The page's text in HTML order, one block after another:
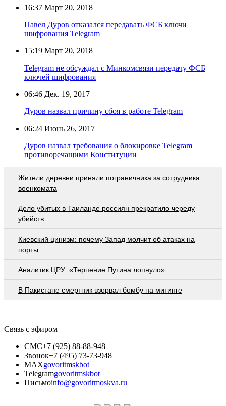
16:37 Март 20, 2018
Павел Дуров отказался передавать ФСБ ключи
шифрования Telegram
15:19 Март 20, 2018
Telegram не обсуждал с Минкомсвязи передачу ФСБ
ключей шифрования
06:46 Дек. 19, 2017
Дуров назвал причину сбоя в работе Telegram
06:24 Июнь 26, 2017
Дуров назвал требования о блокировке Telegram
противоречащими Конституции
Жители деревни приняли пограничника за сотрудника
военкомата
Дело убитых в Таиланде россиян прекратило череду
убийств
Киевский цинизм: почему Запад молчит об атаках на
порты
Аналитик ЦРУ: «Терпение Путина лопнуло»
В Пакистане смертник взорвал бомбу на митинге
Связь с эфиром
СМС+7 (925) 88-88-948
Звонок+7 (495) 73-73-948
MAXgovoritmskbot
Telegramgovoritmskbot
Письмоinfo@govoritmoskva.ru